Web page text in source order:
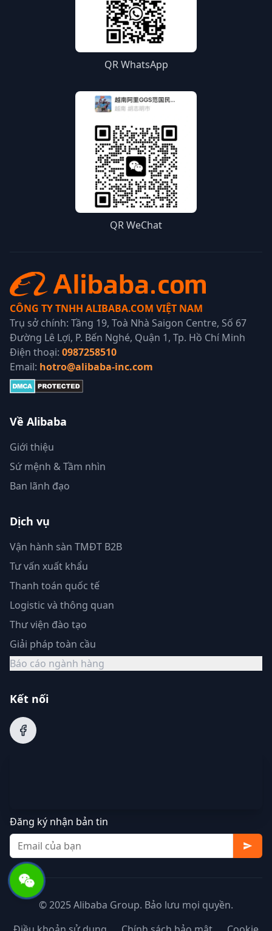
QR WhatsApp
QR WeChat
CÔNG TY TNHH ALIBABA.COM VIỆT NAM
Trụ sở chính: Tầng 19, Toà Nhà Saigon Centre, Số 67
Đường Lê Lợi, P. Bến Nghé, Quận 1, Tp. Hồ Chí Minh
Điện thoại: 0987258510
Email: hotro@alibaba-inc.com
Về Alibaba
Giới thiệu
Sứ mệnh & Tầm nhìn
Ban lãnh đạo
Dịch vụ
Vận hành sàn TMĐT B2B
Tư vấn xuất khẩu
Thanh toán quốc tế
Logistic và thông quan
Thư viện đào tạo
Giải pháp toàn cầu
Báo cáo ngành hàng
Kết nối
Đăng ký nhận bản tin
© 2025 Alibaba Group. Bảo lưu mọi quyền.